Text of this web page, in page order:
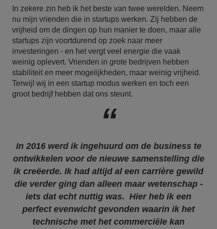
In zekere zin heb ik het beste van twee werelden. Neem
nu mijn vrienden die in startups werken. Zij hebben de
vrijheid om de dingen op hun manier te doen, maar alle
startups zijn voortdurend op zoek naar meer
investeringen - en het vergt veel energie die vaak
weinig oplevert. Vrienden in grote bedrijven hebben
stabiliteit en meer mogelijkheden, maar weinig vrijheid.
Terwijl wij in een startup modus werken en toch een
groot bedrijf hebben dat ons steunt.
In 2016 werd ik ingehuurd om de business te
ontwikkelen voor de nieuwe samenstelling die
ik creëerde. Ik had altijd al een carrière gewild
die verder ging dan alleen maar wetenschap -
iets dat echt nuttig was. Hier heb ik een
perfect evenwicht gevonden waarin ik het
technische met het commerciële kan